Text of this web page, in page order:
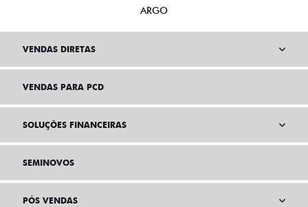
ARGO
VENDAS DIRETAS
VENDAS PARA PCD
SOLUÇÕES FINANCEIRAS
SEMINOVOS
PÓS VENDAS